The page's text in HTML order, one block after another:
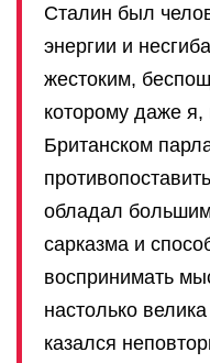
Сталин был
энергии и
жестоким,
которому даже я,
Британском
обладал
сарказма и
воспринимать
настолько
казался